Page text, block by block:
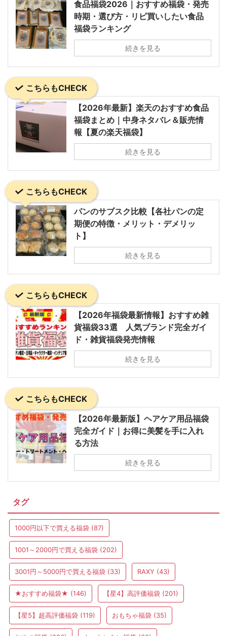
食品福袋2026｜おすすめ福袋・発売
時期・選び方・リピ買いしたい食品
福袋ランキング
続きを見る
こちらもCHECK
【2026年最新】楽天のおすすめ食品
福袋まとめ｜中身ネタバレ＆販売情
報【夏の楽天福袋】
続きを見る
こちらもCHECK
パンのサブスク比較【各社パンの定
期便の特徴・メリット・デメリッ
ト】
続きを見る
こちらもCHECK
【2026年福袋最新情報】おすすめ雑
貨福袋33選 人気ブランド完全ガイ
ド・雑貨福袋発売情報
続きを見る
こちらもCHECK
【2026年最新版】ヘアケア用品福袋
完全ガイド｜お得に美髪を手に入れ
る方法
続きを見る
タグ
1000円以下で買える福袋 (87)
1001～2000円で買える福袋 (202)
3001円～5000円で買える福袋 (33) RAXY (43)
★おすすめ福袋★ (146) 【星4】高評価福袋 (201)
【星5】超高評価福袋 (119) おもちゃ福袋 (35)